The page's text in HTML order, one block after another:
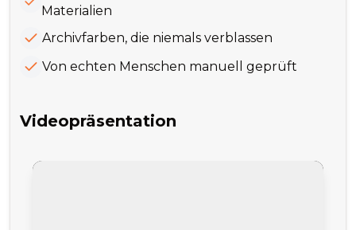
Materialien
Archivfarben, die niemals verblassen
Von echten Menschen manuell geprüft
Videopräsentation